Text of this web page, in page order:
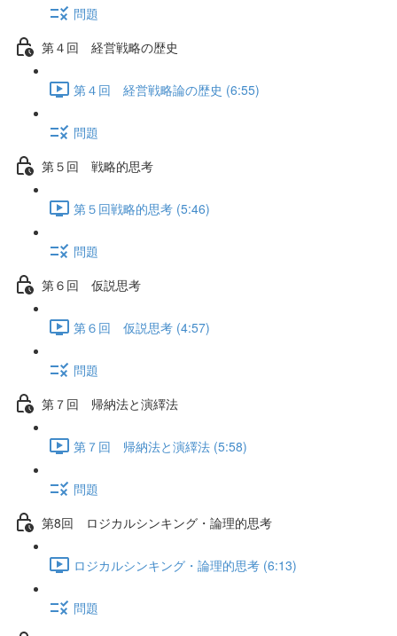
問題
第４回 経営戦略の歴史
第４回 経営戦略論の歴史 (6:55)
問題
第５回 戦略的思考
第５回戦略的思考 (5:46)
問題
第６回 仮説思考
第６回 仮説思考 (4:57)
問題
第７回 帰納法と演繹法
第７回 帰納法と演繹法 (5:58)
問題
第8回 ロジカルシンキング・論理的思考
ロジカルシンキング・論理的思考 (6:13)
問題